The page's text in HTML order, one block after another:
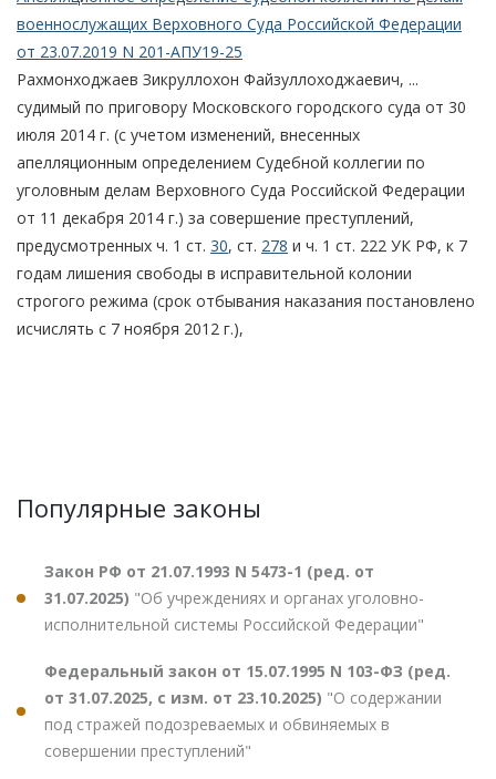
военнослужащих Верховного Суда Российской Федерации
от 23.07.2019 N 201-АПУ19-25
Рахмонходжаев Зикруллохон Файзуллоходжаевич, ...
судимый по приговору Московского городского суда от 30
июля 2014 г. (с учетом изменений, внесенных
апелляционным определением Судебной коллегии по
уголовным делам Верховного Суда Российской Федерации
от 11 декабря 2014 г.) за совершение преступлений,
предусмотренных ч. 1 ст. 30, ст. 278 и ч. 1 ст. 222 УК РФ, к 7
годам лишения свободы в исправительной колонии
строгого режима (срок отбывания наказания постановлено
исчислять с 7 ноября 2012 г.),
Популярные законы
Закон РФ от 21.07.1993 N 5473-1 (ред. от
31.07.2025) "Об учреждениях и органах уголовно-
исполнительной системы Российской Федерации"
Федеральный закон от 15.07.1995 N 103-ФЗ (ред.
от 31.07.2025, с изм. от 23.10.2025) "О содержании
под стражей подозреваемых и обвиняемых в
совершении преступлений"